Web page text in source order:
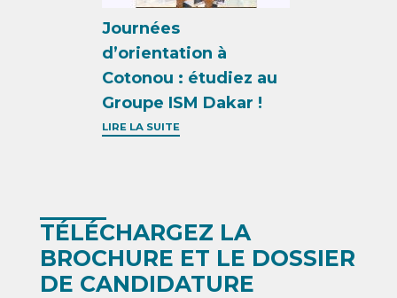
Journées
d’orientation à
Cotonou : étudiez au
Groupe ISM Dakar !
LIRE LA SUITE
TÉLÉCHARGEZ LA
BROCHURE ET LE DOSSIER
DE CANDIDATURE